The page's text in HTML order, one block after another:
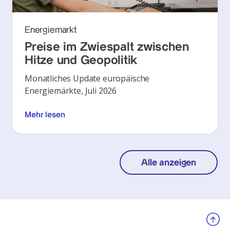
Energiemarkt
Preise im Zwiespalt zwischen
Hitze und Geopolitik
Monatliches Update europäische
Energiemärkte, Juli 2026
Mehr lesen
Alle anzeigen